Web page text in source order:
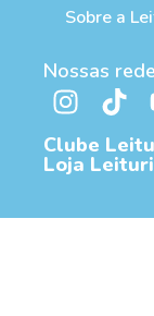
Sobre a
Nossas
Clube
Loja